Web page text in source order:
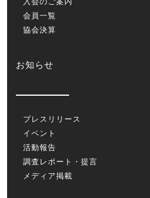
会員一覧
協会決算
お知らせ
プレスリリース
イベント
活動報告
調査レポート・提言
メディア掲載